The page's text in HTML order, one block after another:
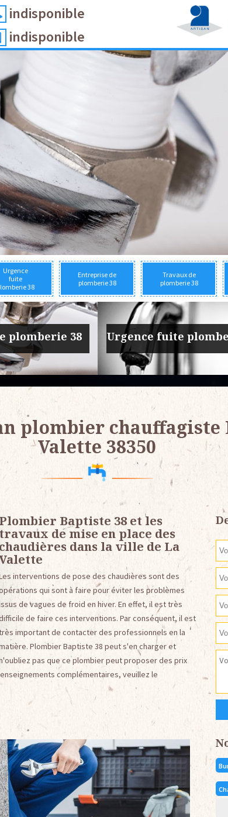
indisponible
indisponible
Urgence
fuite
38
Entreprise de
plomberie 38
Travaux de
plomberie 38
plomberie 38 Travaux de
plombier chauffagiste
Valette 38350
Plombier Baptiste 38 et les
travaux de mise en place des
chaudières dans la ville de La
interventions de pose des chaudières sont des
qui sont à faire pour éviter les problèmes
de vagues de froid en hiver. En effet, il est très
de faire ces interventions. Par conséquent, il est
important de contacter des professionnels en la
Plombier Baptiste 38 peut s'en charger et
pas que ce plombier peut proposer des prix
complémentaires, veuillez le